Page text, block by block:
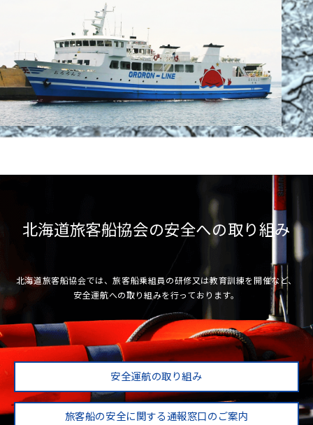
北海道旅客船協会の安全への取り組み
北海道旅客船協会では、旅客船乗組員の研修又は教育訓練を開催など、
安全運航への取り組みを行っております。
安全運航の取り組み
旅客船の安全に関する通報窓口のご案内